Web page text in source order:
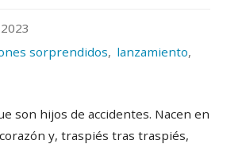
sorprendidos, lanzamiento,
son hijos de accidentes. Nacen en
y, traspiés tras traspiés,